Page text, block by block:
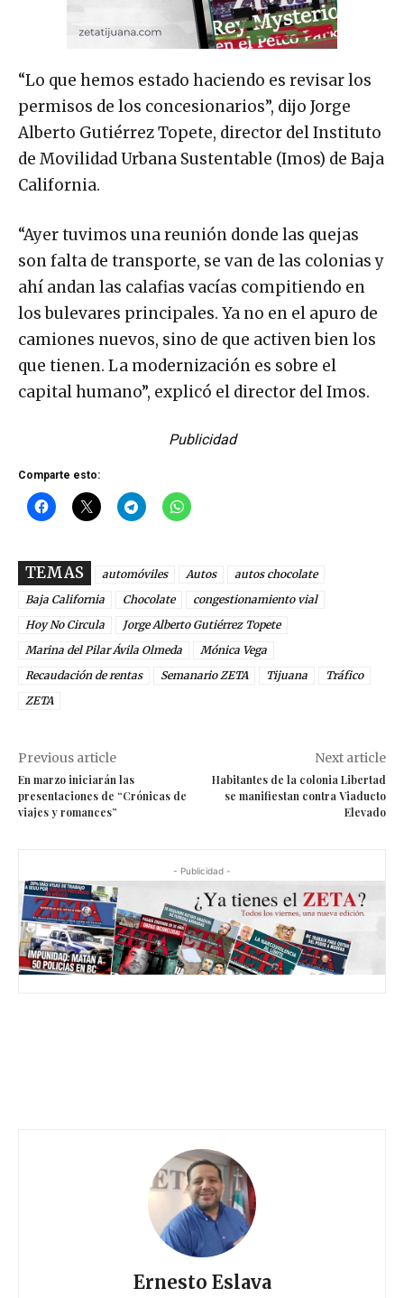
“Lo que hemos estado haciendo es revisar los
permisos de los concesionarios”, dijo Jorge
Alberto Gutiérrez Topete, director del Instituto
de Movilidad Urbana Sustentable (Imos) de Baja
California.
“Ayer tuvimos una reunión donde las quejas
son falta de transporte, se van de las colonias y
ahí andan las calafias vacías compitiendo en
los bulevares principales. Ya no en el apuro de
camiones nuevos, sino de que activen bien los
que tienen. La modernización es sobre el
capital humano”, explicó el director del Imos.
Publicidad
Comparte esto:
TEMAS automóviles Autos
autos chocolate
Baja California
Chocolate
congestionamiento vial
Hoy No Circula
Jorge Alberto Gutiérrez Topete
Marina del Pilar Ávila Olmeda
Mónica Vega
Recaudación de rentas
Semanario ZETA Tijuana
Tráfico
ZETA
Previous article
En marzo iniciarán las
presentaciones de “Crónicas de
viajes y romances”
Next article
Habitantes de la colonia Libertad
se manifiestan contra Viaducto
Elevado
- Publicidad -
Ernesto Eslava